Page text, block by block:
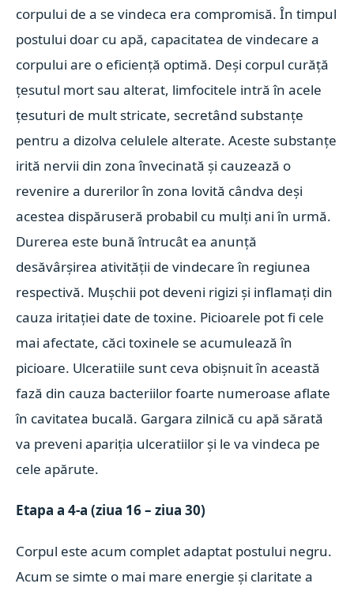
corpului de a se vindeca era compromisă. În timpul
postului doar cu apă, capacitatea de vindecare a
corpului are o eficiență optimă. Deși corpul curăță
țesutul mort sau alterat, limfocitele intră în acele
țesuturi de mult stricate, secretând substanțe
pentru a dizolva celulele alterate. Aceste substanțe
irită nervii din zona învecinată și cauzează o
revenire a durerilor în zona lovită cândva deși
acestea dispăruseră probabil cu mulți ani în urmă.
Durerea este bună întrucât ea anunță
desăvârșirea ativității de vindecare în regiunea
respectivă. Mușchii pot deveni rigizi și inflamați din
cauza iritației date de toxine. Picioarele pot fi cele
mai afectate, căci toxinele se acumulează în
picioare. Ulceratiile sunt ceva obișnuit în această
fază din cauza bacteriilor foarte numeroase aflate
în cavitatea bucală. Gargara zilnică cu apă sărată
va preveni apariția ulceratiilor și le va vindeca pe
cele apărute.
Etapa a 4-a (ziua 16 – ziua 30)
Corpul este acum complet adaptat postului negru.
Acum se simte o mai mare energie și claritate a